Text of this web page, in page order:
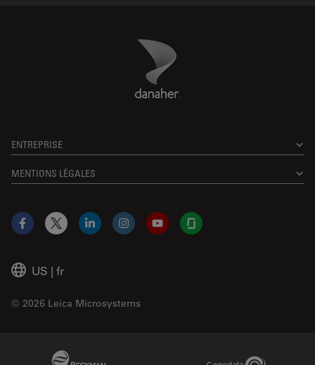
Danaher Logo
ENTREPRISE
MENTIONS LÉGALES
US | fr
© 2026 Leica Microsystems
Facebook
X LinkedInInstagramYouTubeGlassdoor
Genedata Link